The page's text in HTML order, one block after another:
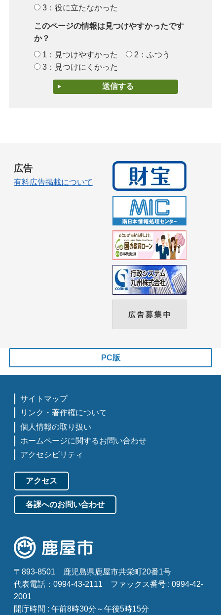
3：役に立たなかった
このページの情報は見つけやすかったです
か？
1：見つけやすかった
2：ふつう
3：見つけにくかった
広告
有料広告掲載について
PC版
サイトマップ
リンク・著作権について
個人情報の取り扱い
ホームページに関するお問い合わせ
アクセシビリティ
アクセス
各課へのお問い合わせ
〒893-8501
鹿児島県鹿屋市共栄町20番1号
代表電話：0994-43-2111
ファックス番号 : 0994-42-
2001
開庁時間 : 午前8時30分～午後5時15分